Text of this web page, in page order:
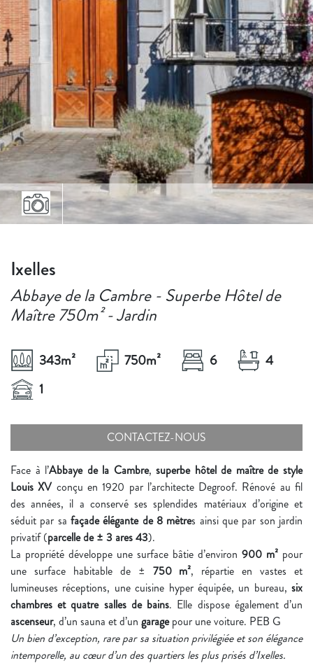
Ixelles
Abbaye de la Cambre - Superbe Hôtel de
Maître 750m² - Jardin
343m² 750m² 6
4
1
CONTACTEZ-NOUS
Face à l’Abbaye de la Cambre,superbe hôtel de maître de style
Louis XV conçu en 1920 par l’architecte Degroof. Rénové au fil
des années, il a conservé ses splendides matériaux d’origine et
séduit par sa façade élégante de 8 mètres ainsi que par son jardin
privatif (parcelle de ± 3 ares 43).
La propriété développe une surface bâtie d’environ 900 m² pour
une surface habitable de ± 750 m², répartie en vastes et
lumineuses réceptions, une cuisine hyper équipée, un bureau, six
chambres et quatre salles de bains. Elle dispose également d’un
ascenseur, d’un sauna et d’un garagepour une voiture. PEB G
Un bien d’exception, rare par sa situation privilégiée et son élégance
intemporelle, au cœur d’un des quartiers les plus prisés d’Ixelles.